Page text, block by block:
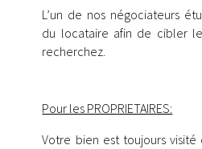
L’un de nos négociateurs
du locataire afin de cibler
recherchez.
Pour les PROPRIETAIRES:
Votre bien est toujours